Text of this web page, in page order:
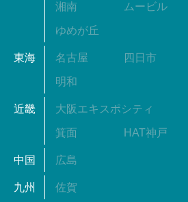
湘南 ムービル
ゆめが丘
東海 名古屋 四日市
明和
近畿 大阪エキスポシティ
箕面 HAT神戸
中国 広島
九州 佐賀